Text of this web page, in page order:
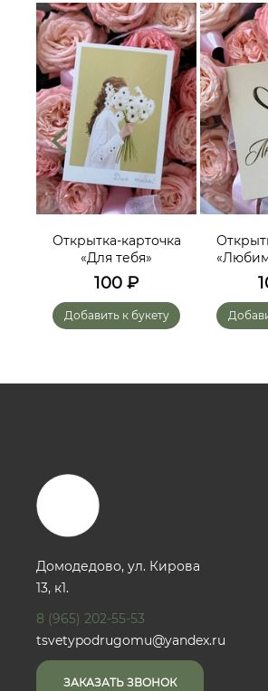
Открытка-карточка
«Для тебя»
100 ₽
Добавить к букету
Домодедово, ул. Кирова
13, к1.
8 (965) 202-55-53
tsvetypodrugomu@yandex.ru
ЗАКАЗАТЬ ЗВОНОК